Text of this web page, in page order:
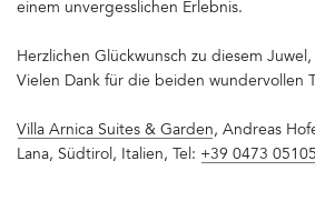
einem unvergesslichen Erlebnis.
Herzlichen Glückwunsch zu diesem
Vielen Dank für die beiden wundervollen
Villa Arnica Suites & Garden, Andreas
Lana, Südtirol, Italien, Tel: +39 0473